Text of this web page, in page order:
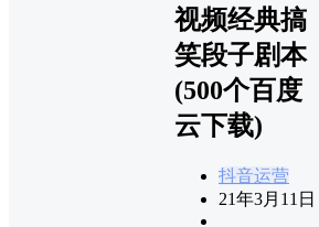
视频经典搞
笑段子剧本
(500个百度
云下载)
抖音运营
21年3月11日